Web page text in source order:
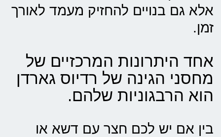
אלא גם בנויים להחזיק מעמד לאורך
זמן.
אחד היתרונות המרכזיים של
מחסני הגינה של רדיוס גארדן
הוא הרבגוניות שלהם.
בין אם יש לכם חצר עם דשא או